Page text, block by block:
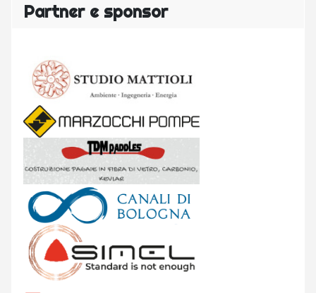
Partner e sponsor